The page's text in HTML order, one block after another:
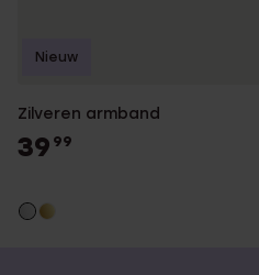
Zilveren armband
39 99
Nieuw